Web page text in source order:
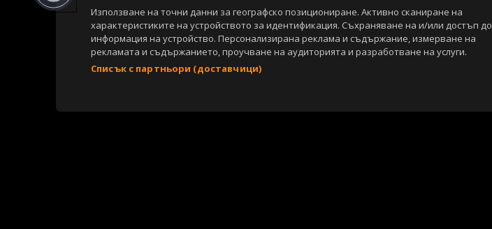
Използване на точни данни за географско позициониране. Активно сканиране на
характеристиките на устройството за идентификация. Съхраняване на и/или достъп до
информация на устройство. Персонализирана реклама и съдържание, измерване на
рекламата и съдържанието, проучване на аудиторията и разработване на услуги.
Списък с партньори (доставчици)